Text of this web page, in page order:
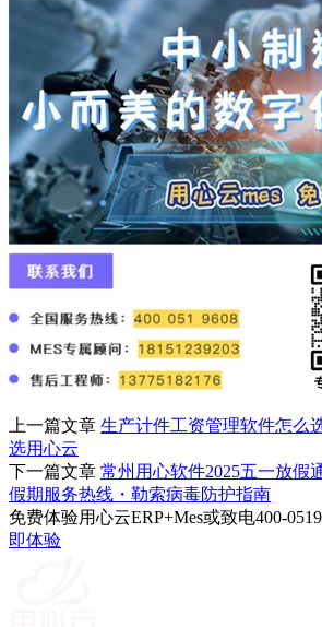
上一篇文章 生产计件工资管理软件怎么
选用心云
下一篇文章 常州用心软件2025五一放假
假期服务热线・勒索病毒防护指南
免费体验用心云ERP+Mes或致电400-
即体验